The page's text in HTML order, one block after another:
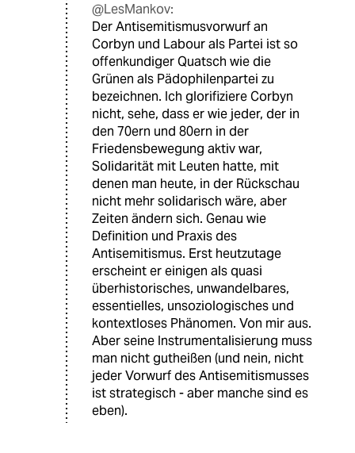
@LesMankov:
Der Antisemitismusvorwurf an
Corbyn und Labour als Partei ist so
offenkundiger Quatsch wie die
Grünen als Pädophilenpartei zu
bezeichnen. Ich glorifiziere Corbyn
nicht, sehe, dass er wie jeder, der in
den 70ern und 80ern in der
Friedensbewegung aktiv war,
Solidarität mit Leuten hatte, mit
denen man heute, in der Rückschau
nicht mehr solidarisch wäre, aber
Zeiten ändern sich. Genau wie
Definition und Praxis des
Antisemitismus. Erst heutzutage
erscheint er einigen als quasi
überhistorisches, unwandelbares,
essentielles, unsoziologisches und
kontextloses Phänomen. Von mir aus.
Aber seine Instrumentalisierung muss
man nicht gutheißen (und nein, nicht
jeder Vorwurf des Antisemitismusses
ist strategisch - aber manche sind es
eben).